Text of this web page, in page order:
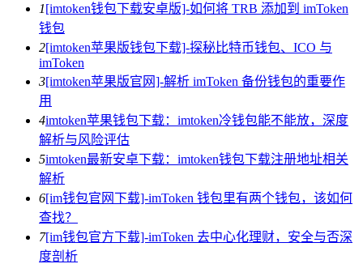
1[imtoken钱包下载安卓版]-如何将 TRB 添加到 imToken
钱包
2[imtoken苹果版钱包下载]-探秘比特币钱包、ICO 与
imToken
3[imtoken苹果版官网]-解析 imToken 备份钱包的重要作
用
4imtoken苹果钱包下载：imtoken冷钱包能不能放，深度
解析与风险评估
5imtoken最新安卓下载：imtoken钱包下载注册地址相关
解析
6[im钱包官网下载]-imToken 钱包里有两个钱包，该如何
查找？
7[im钱包官方下载]-imToken 去中心化理财，安全与否深
度剖析